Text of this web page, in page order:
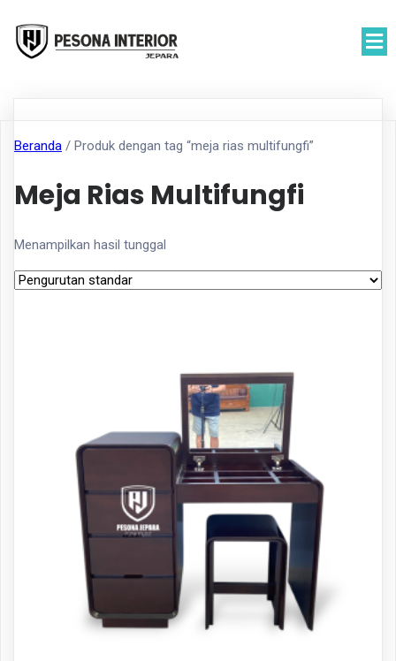
Beranda / Produk dengan tag “meja rias multifungfi”
Meja Rias Multifungfi
Menampilkan hasil tunggal